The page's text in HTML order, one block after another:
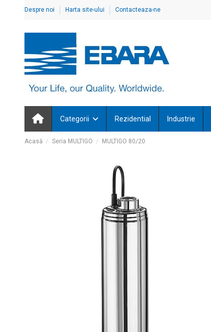
Despre noi Harta site-ului Contacteaza-ne
Categorii Rezidential Industrie
Acasă Seria MULTIGO MULTIGO 80/20